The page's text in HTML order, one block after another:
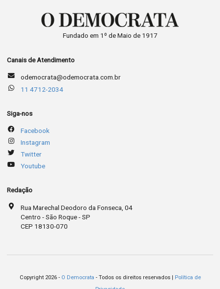
Fundado em 1º de Maio de 1917
Canais de Atendimento
odemocrata@odemocrata.com.br
11 4712-2034
Siga-nos
Facebook
Instagram
Twitter
Youtube
Redação
Rua Marechal Deodoro da Fonseca, 04
Centro - São Roque - SP
CEP 18130-070
Copyright 2026 - O Democrata - Todos os direitos reservados |
Política de